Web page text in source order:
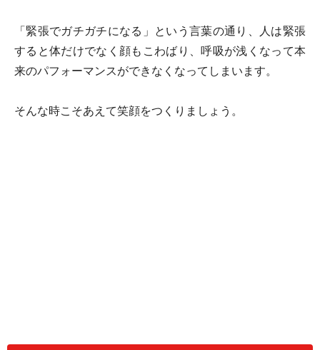
「緊張でガチガチになる」という言葉の通り、人は緊張
すると体だけでなく顔もこわばり、呼吸が浅くなって本
来のパフォーマンスができなくなってしまいます。
そんな時こそあえて笑顔をつくりましょう。
「緊張でガチガチ」な時こそ、笑顔をつく